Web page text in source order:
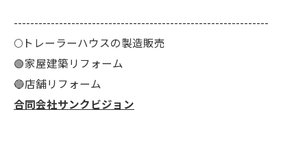
--------------------------------------------------------------
🌕️トレーラーハウスの製造販売
🟢家屋建築リフォーム
🔵店舗リフォーム
合同会社サンクビジョン